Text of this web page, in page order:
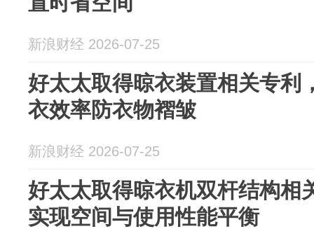
新浪财经 2026-07-25
好太太取得晾衣装置相关专利
衣效率防衣物褶皱
新浪财经 2026-07-25
好太太取得晾衣机双杆结构相
实现空间与使用性能平衡